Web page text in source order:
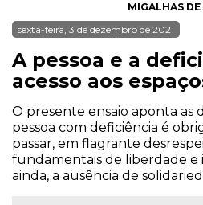
MIGALHAS DE
sexta-feira, 3 de dezembro de 2021
A pessoa e a
acesso aos
O presente ensaio aponta as
pessoa com deficiência é
passar, em flagrante
fundamentais de liberdade e
ainda, a ausência de